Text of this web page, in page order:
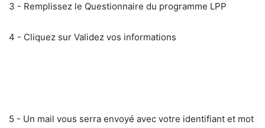
3 - Remplissez le Questionnaire du programme LPP
4 - Cliquez sur Validez vos informations
5 - Un mail vous serra envoyé avec votre identifiant et mot